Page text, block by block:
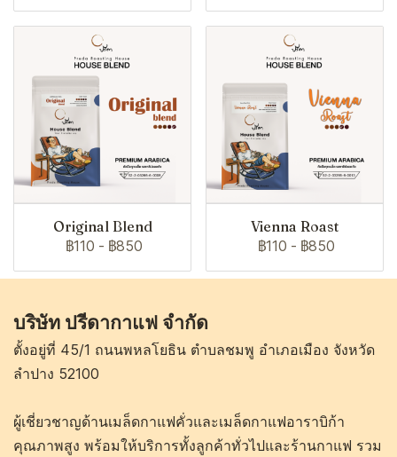
Original Blend
฿110 - ฿850
Vienna Roast
฿110 - ฿850
บริษัท ปรีดากาแฟ จำกัด
ตั้งอยู่ที่ 45/1 ถนนพหลโยธิน ตำบลชมพู อำเภอเมือง จังหวัด
ลำปาง 52100
ผู้เชี่ยวชาญด้านเมล็ดกาแฟคั่วและเมล็ดกาแฟอาราบิก้า
คุณภาพสูง พร้อมให้บริการทั้งลูกค้าทั่วไปและร้านกาแฟ รวม